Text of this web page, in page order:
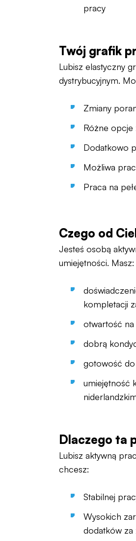
pracy
Twój grafik
Lubisz elastyczny
dystrybucyjnym.
Zmiany
Różne opcje
Dodatkowo
Możliwa
Praca na
Czego od
Jesteś osobą
umiejętności. Masz:
kompletacji
otwartość
dobrą
gotowość do
umiejętność
Dlaczego ta
Lubisz aktywną
chcesz:
Stabilnej
Wysokich
dodatków za